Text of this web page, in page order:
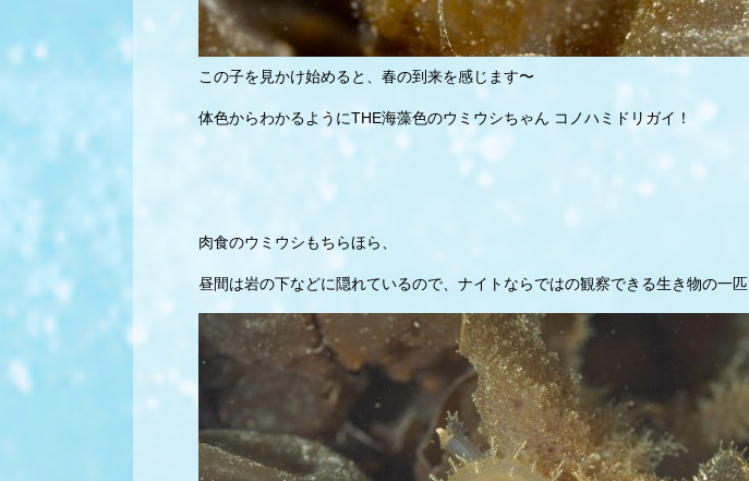
この子を見かけ始めると、春の到来を感じます〜
体色からわかるようにTHE海藻色のウミウシちゃん コノハミドリガイ！
肉食のウミウシもちらほら、
昼間は岩の下などに隠れているので、ナイトならではの観察できる生き物の一匹